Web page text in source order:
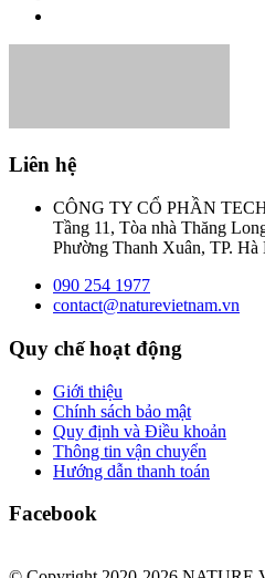
Liên hệ
CÔNG TY CỔ PHẦN
Tầng 11, Tòa nhà Thăng
Phường Thanh Xuân, TP. Hà
090 254 1977
contact@naturevietnam.vn
Quy chế hoạt động
Giới thiệu
Chính sách bảo mật
Quy định và Điều khoản
Thông tin vận chuyển
Hướng dẫn thanh toán
Facebook